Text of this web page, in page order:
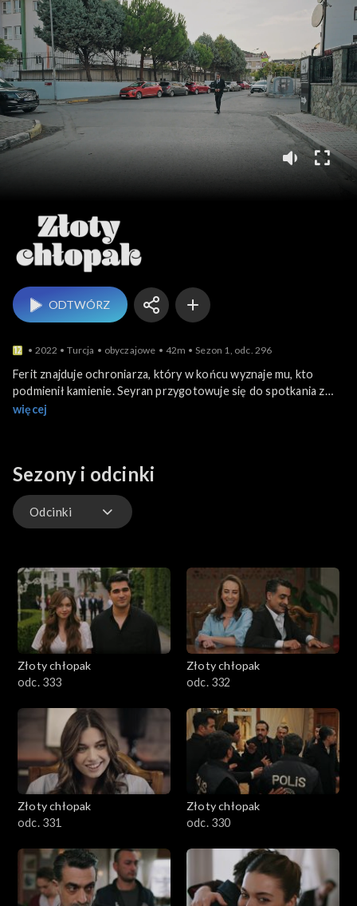
Złoty chłopak
ODTWÓRZ
2022 Turcja obyczajowe 42m Sezon 1, odc. 296
Ferit znajduje ochroniarza, który w końcu wyznaje mu, kto
podmienił kamienie. Seyran przygotowuje się do spotkania z
inwestorami i przekonuje Wielką Panią, by przyszła wieczorem
dzieckiem Orhan. Halis zrzuca na Seyran odpowiedzialność za
ratowanie rodziny i firmy, a Seyran odkłada swoją kolejną
wizytę lekarską, by skupić się na sprawach Korhanów.
więcej
Sezony i odcinki
Odcinki
Złoty chłopak
odc. 333
Złoty chłopak
odc. 332
Złoty chłopak
odc. 331
Złoty chłopak
odc. 330